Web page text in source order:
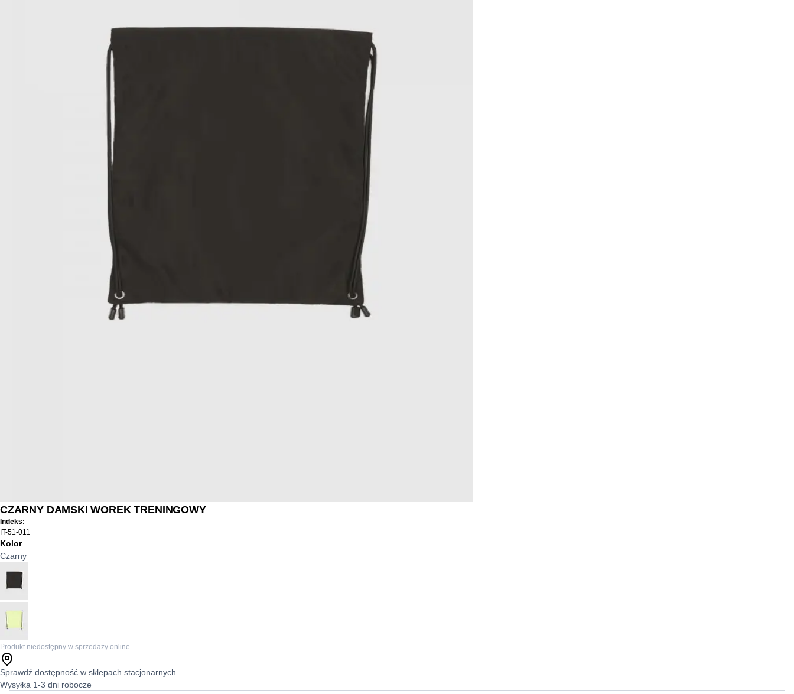
CZARNY DAMSKI WOREK TRENINGOWY
Indeks:
IT-51-011
Kolor
Czarny
Produkt niedostępny w sprzedaży online
Sprawdź dostępność w sklepach stacjonarnych
Wysyłka 1-3 dni robocze